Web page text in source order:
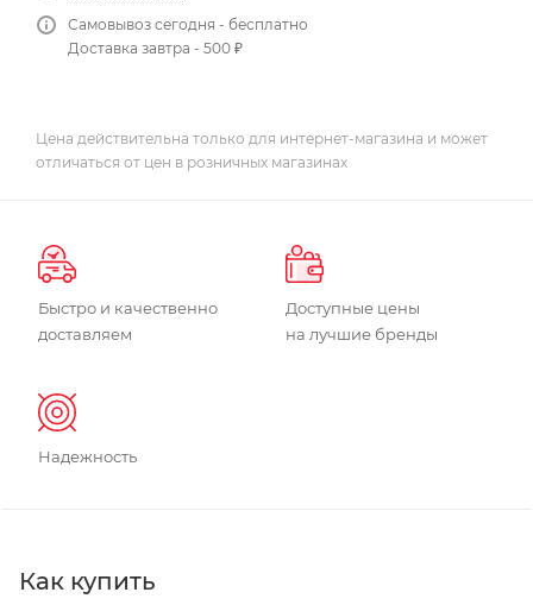
Самовывоз сегодня - бесплатно
Доставка завтра - 500 ₽
Цена действительна только для интернет-магазина и может
отличаться от цен в розничных магазинах
Быстро и качественно
доставляем
Доступные цены
на лучшие бренды
Надежность
Как купить